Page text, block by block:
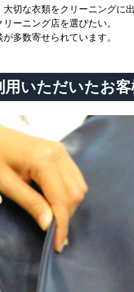
切な衣類をクリーニングに出
ーニング店を選びたい。
多数寄せられています。
いただいたお